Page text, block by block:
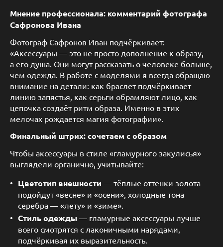
Мнение профессионала: комментарий фотографа
Сафронова Ивана
Фотограф Сафронов Иван подчёркивает:
«Аксессуары — это не просто дополнение к образу,
а его душа. Они могут рассказать о человеке больше,
чем одежда. В работе с моделями я всегда обращаю
внимание на детали: как браслет подчёркивает
линию запястья, как серьги обрамляют лицо, как
цепочка создаёт ритм образа. Именно в этих
мелочах рождается магия фотографии».
Финальный штрих: сочетаем с образом
Чтобы аксессуары в стиле «гламурного закулисья»
выглядели органично, учитывайте:
Цветотип внешности — тёплые оттенки золота
подойдут «весне» и «осени», холодные тона
серебра — «лету» и «зиме».
Стиль одежды — гламурные аксессуары лучше
всего смотрятся с лаконичными нарядами,
подчёркивая их выразительность.